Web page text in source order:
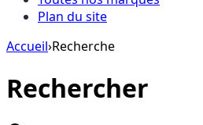
Plan du site
Accueil›Recherche
Rechercher